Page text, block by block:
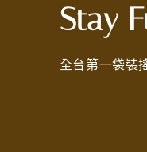
Stay
全台第一袋裝